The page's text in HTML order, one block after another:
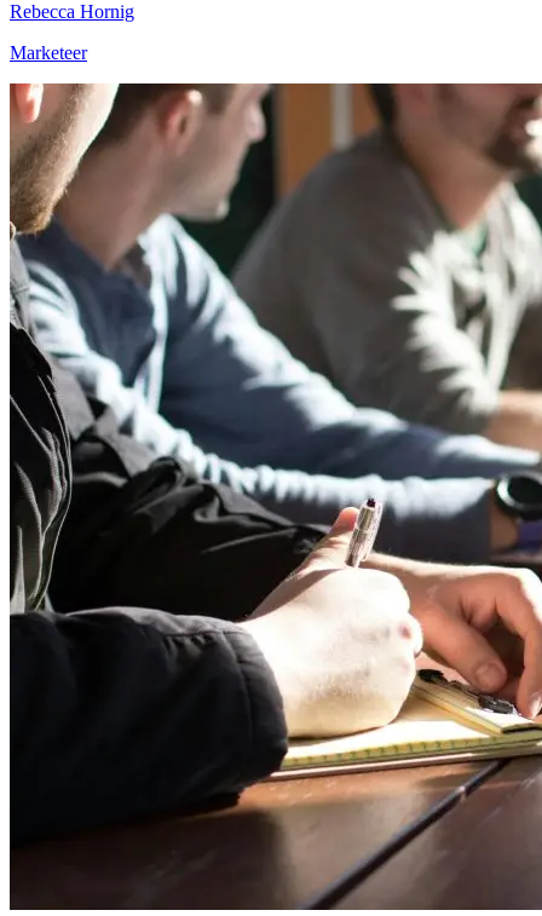
Rebecca Hornig
Marketeer